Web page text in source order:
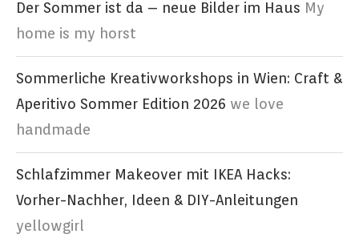
Der Sommer ist da – neue Bilder im Haus My
home is my horst
Sommerliche Kreativworkshops in Wien: Craft &
Aperitivo Sommer Edition 2026 we love
handmade
Schlafzimmer Makeover mit IKEA Hacks:
Vorher-Nachher, Ideen & DIY-Anleitungen
yellowgirl